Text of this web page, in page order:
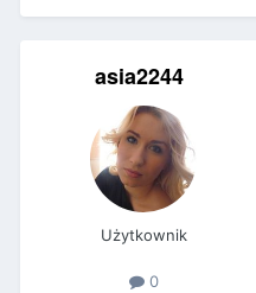
asia2244
Użytkownik
0